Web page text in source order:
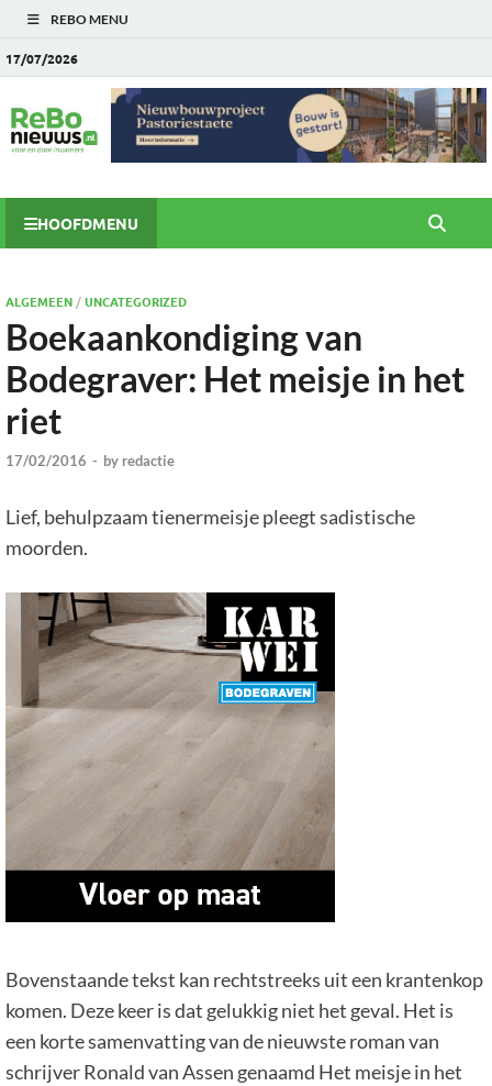
REBO MENU
17/07/2026
HOOFDMENU
ALGEMEEN/UNCATEGORIZED
Boekaankondiging van
Bodegraver: Het meisje in het
riet
17/02/2016 - by redactie
Lief, behulpzaam tienermeisje pleegt sadistische
moorden.
Bovenstaande tekst kan rechtstreeks uit een krantenkop
komen. Deze keer is dat gelukkig niet het geval. Het is
een korte samenvatting van de nieuwste roman van
schrijver Ronald van Assen genaamd Het meisje in het